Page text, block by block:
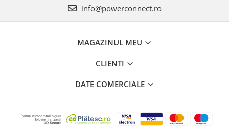
info@powerconnect.ro
MAGAZINUL MEU
CLIENTI
DATE COMERCIALE